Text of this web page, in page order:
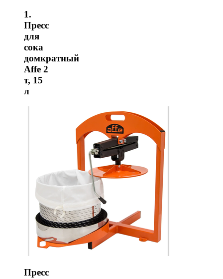
1.
Пресс
для
сока
домкратный
Affe 2
т, 15
л
Пресс